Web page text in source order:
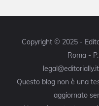
Copyright © 2025 -
Roma -
Questo blog non è una
aggiornato